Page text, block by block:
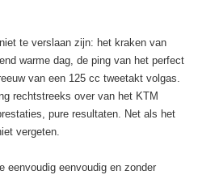
te verslaan zijn: het kraken van
warme dag, de ping van het perfect
van een 125 cc tweetakt volgas.
rechtstreeks over van het KTM
pure resultaten. Net als het
vergeten.
eenvoudig eenvoudig en zonder